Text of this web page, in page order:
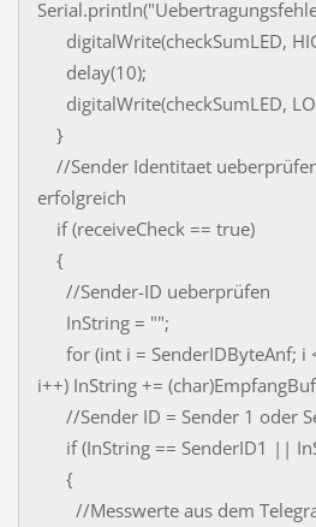
digitalWrite(checkSumLED,
delay(10);
digitalWrite(checkSumLED,
}
//Sender Identitaet
erfolgreich
if (receiveCheck == true)
{
//Sender-ID ueberprüfen
InString = "";
for (int i = SenderIDByteAnf; i
i++) InString +=
//Sender ID = Sender 1 oder
if (InString == SenderID1 ||
{
//Messwerte aus dem